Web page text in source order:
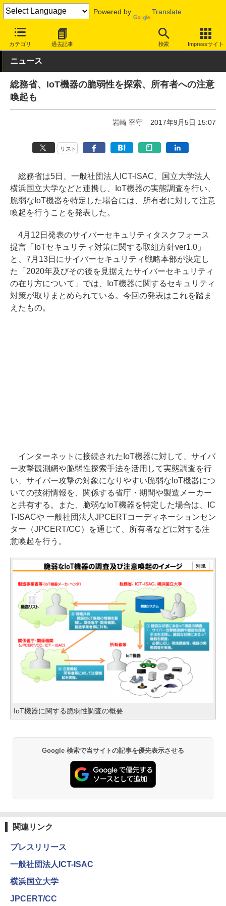
Powered by Translate
カテゴリ 過去記事 検索 Impressサイト
INTERNET Watch トピック その他
ニュース
総務省、IoT機器の脆弱性を探索、所有者への注意
喚起も
岩崎 宰守 2017年9月5日 15:07
リスト
総務省は5日、一般社団法人ICT-ISAC、国立大学法人
横浜国立大学などと連携し、IoT機器の実態調査を行い、
脆弱なIoT機器を特定した場合には、所有者に対して注意
喚起を行うことを発表した。
4月12日発表のサイバーセキュリティタスクフォース
提言「IoTセキュリティ対策に関する取組方針ver1.0」
と、7月13日にサイバーセキュリティ戦略本部が決定し
た「2020年及びその後を見据えたサイバーセキュリティ
の在り方について」では、IoT機器に関するセキュリティ
対策が取りまとめられている。今回の発表はこれを踏ま
えたもの。
インターネットに接続されたIoT機器に対して、サイバ
ー攻撃観測網や脆弱性探索手法を活用して実態調査を行
い、サイバー攻撃の対象になりやすい脆弱なIoT機器につ
いての技術情報を、関係する省庁・期間や製造メーカー
と共有する。また、脆弱なIoT機器を特定した場合は、IC
T-ISACや 一般社団法人JPCERTコーディネーションセン
ター（JPCERT/CC）を通じて、所有者などに対する注
意喚起を行う。
IoT機器に関する脆弱性調査の概要
Google 検索で当サイトの記事を優先表示させる
関連リンク
プレスリリース
一般社団法人ICT-ISAC
横浜国立大学
JPCERT/CC